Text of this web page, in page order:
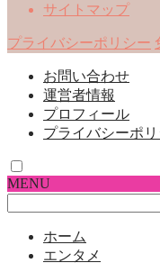
サイトマップ
プライバシーポリシー
お問い合わせ
運営者情報
プロフィール
プライバシーポ
MENU
ホーム
エンタメ